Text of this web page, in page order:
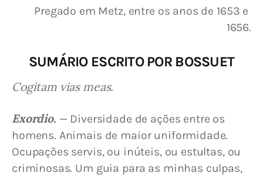
Pregado em Metz, entre os anos de 1653 e
1656.
SUMÁRIO ESCRITO POR BOSSUET
Cogitam vias meas.
Exordio. — Diversidade de ações entre os
homens. Animais de maior uniformidade.
Ocupações servis, ou inúteis, ou estultas, ou
criminosas. Um guia para as minhas culpas,